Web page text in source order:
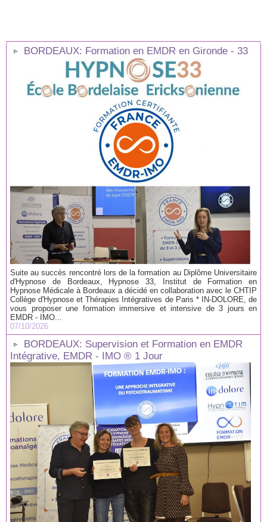
BORDEAUX: Formation en EMDR en Gironde - 33
Suite au succès rencontré lors de la formation au Diplôme Universitaire
d'Hypnose de Bordeaux, Hypnose 33, Institut de Formation en
Hypnose Médicale à Bordeaux a décidé en collaboration avec le CHTIP
Collège d'Hypnose et Thérapies Intégratives de Paris * IN-DOLORE, de
vous proposer une formation immersive et intensive de 3 jours en
EMDR - IMO...
07/10/2026
BORDEAUX: Supervision et Formation en EMDR
Intégrative, EMDR - IMO ® 1 Jour